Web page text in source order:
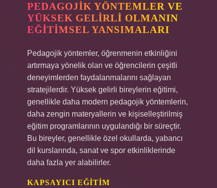
PEDAGOJIK YÖNTEMLER VE
YÜKSEK GELIRLI OLMANIN
EĞITIMSEL YANSIMALARI
Pedagojik yöntemler, öğrenmenin etkinliğini
artırmaya yönelik olan ve öğrencilerin çeşitli
deneyimlerden faydalanmalarını sağlayan
stratejilerdir. Yüksek gelirli bireylerin eğitimi,
genellikle daha modern pedagojik yöntemlerin,
daha zengin materyallerin ve kişiselleştirilmiş
eğitim programlarının uygulandığı bir süreçtir.
Bu bireyler, genellikle özel okullarda, yabancı
dil kurslarında, sanat ve spor etkinliklerinde
daha fazla yer alabilirler.
KAPSAYICI EĞITIM